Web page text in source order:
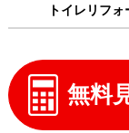
トイレリフ
無料